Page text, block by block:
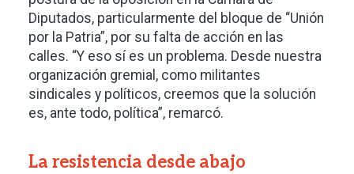
Diputados, particularmente del bloque de “Unión
por la Patria”, por su falta de acción en las
calles. “Y eso sí es un problema. Desde nuestra
organización gremial, como militantes
sindicales y políticos, creemos que la solución
es, ante todo, política”, remarcó.
La resistencia desde abajo